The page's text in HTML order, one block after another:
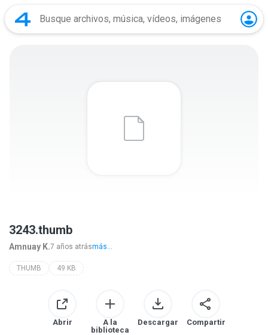
3243.thumb
Amnuay K.7 años atrásmás...
THUMB 49 KB
Abrir
A la
biblioteca
Descargar Compartir